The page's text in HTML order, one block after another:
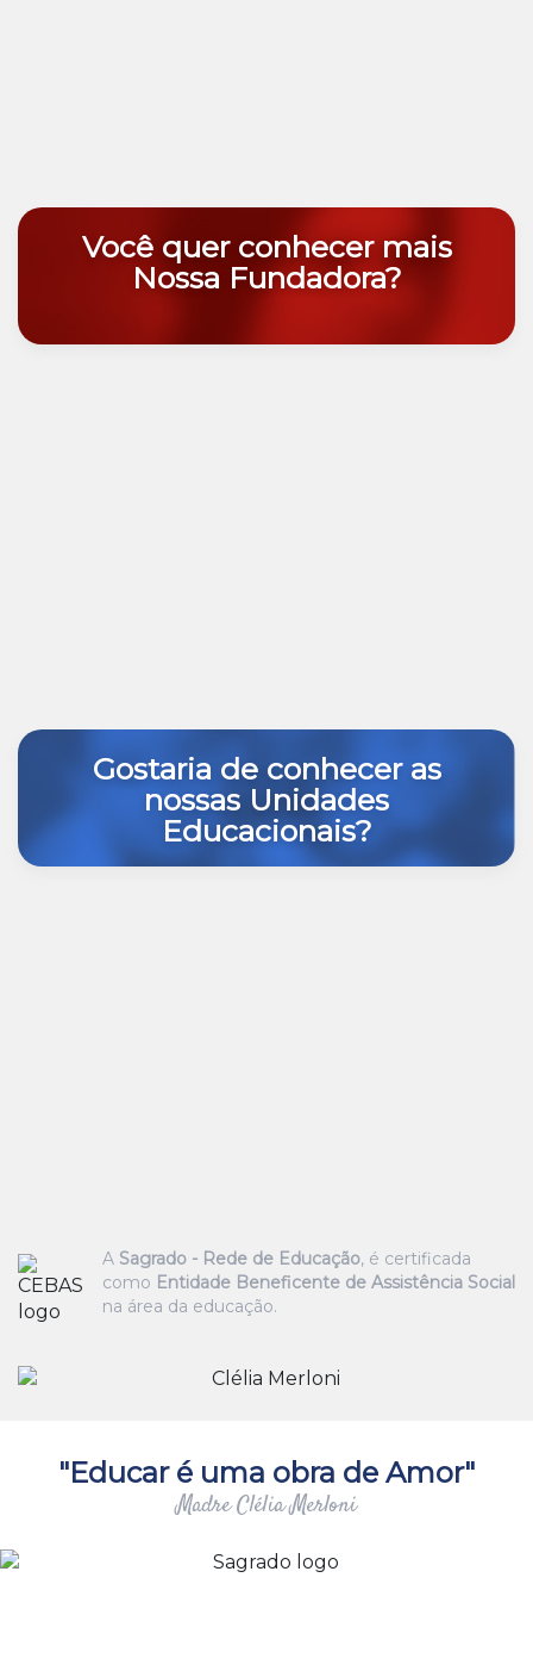
Você quer conhecer mais
Nossa Fundadora?
Gostaria de conhecer as
nossas Unidades
Educacionais?
A Sagrado - Rede de Educação, é certificada
como Entidade Beneficente de Assistência Social
na área da educação.
"Educar é uma obra de Amor"
Madre Clélia Merloni